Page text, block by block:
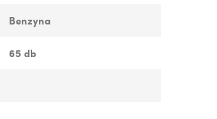
Benzyna
65 db